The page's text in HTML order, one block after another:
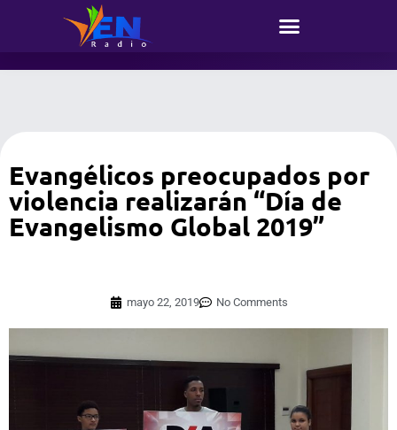
Evangélicos preocupados por
violencia realizarán “Día de
Evangelismo Global 2019”
mayo 22, 2019 No Comments